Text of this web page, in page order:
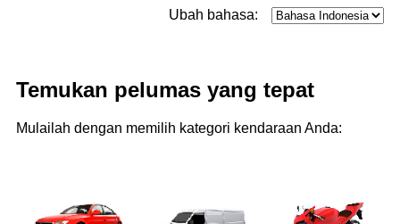
Ubah bahasa:
Temukan pelumas yang tepat
Mulailah dengan memilih kategori kendaraan Anda: